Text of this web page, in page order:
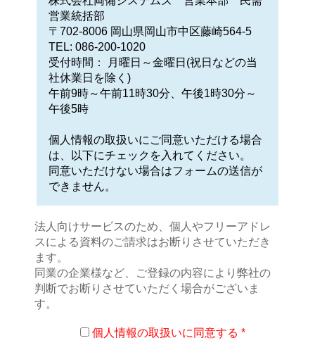
営業統括部
〒702-8006 岡山県岡山市中区藤崎564-5
TEL: 086-200-1020
受付時間： 月曜日～金曜日(祝日などの当
社休業日を除く)
午前9時～午前11時30分、午後1時30分～
午後5時
個人情報の取扱いにご同意いただける場合
は、以下にチェックを入れてください。
同意いただけない場合はフォームの送信が
できません。
法人向けサービスのため、個人やフリーアドレ
スによる資料のご請求はお断りさせていただき
ます。
同業の企業様など、ご登録の内容により弊社の
判断でお断りさせていただく場合がございま
す。
個人情報の取扱いに同意する *